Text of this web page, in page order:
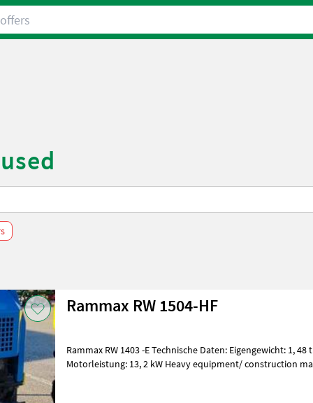
Rammax RW 1504-HF
Rammax RW 1403 -E Technische Daten: Eigengewicht: 1, 48 t
Motorleistung: 13, 2 kW Heavy equipment/ construction machines